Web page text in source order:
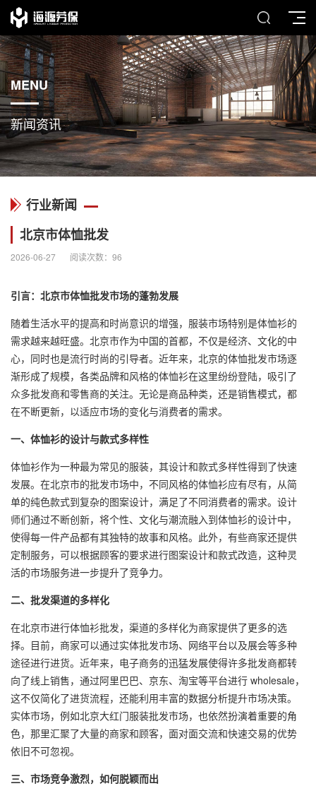
MENU
新闻资讯
行业新闻
北京市体恤批发
2026-06-27 阅读次数： 96
引言：北京市体恤批发市场的蓬勃发展
随着生活水平的提高和时尚意识的增强，服装市场特别是体恤衫的
需求越来越旺盛。北京市作为中国的首都，不仅是经济、文化的中
心，同时也是流行时尚的引导者。近年来，北京的体恤批发市场逐
渐形成了规模，各类品牌和风格的体恤衫在这里纷纷登陆，吸引了
众多批发商和零售商的关注。无论是商品种类，还是销售模式，都
在不断更新，以适应市场的变化与消费者的需求。
一、体恤衫的设计与款式多样性
体恤衫作为一种最为常见的服装，其设计和款式多样性得到了快速
发展。在北京市的批发市场中，不同风格的体恤衫应有尽有，从简
单的纯色款式到复杂的图案设计，满足了不同消费者的需求。设计
师们通过不断创新，将个性、文化与潮流融入到体恤衫的设计中，
使得每一件产品都有其独特的故事和风格。此外，有些商家还提供
定制服务，可以根据顾客的要求进行图案设计和款式改造，这种灵
活的市场服务进一步提升了竞争力。
二、批发渠道的多样化
在北京市进行体恤衫批发，渠道的多样化为商家提供了更多的选
择。目前，商家可以通过实体批发市场、网络平台以及展会等多种
途径进行进货。近年来，电子商务的迅猛发展使得许多批发商都转
向了线上销售，通过阿里巴巴、京东、淘宝等平台进行 wholesale，
这不仅简化了进货流程，还能利用丰富的数据分析提升市场决策。
实体市场，例如北京大红门服装批发市场，也依然扮演着重要的角
色，那里汇聚了大量的商家和顾客，面对面交流和快速交易的优势
依旧不可忽视。
三、市场竞争激烈，如何脱颖而出